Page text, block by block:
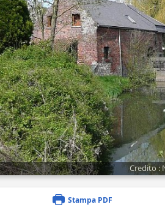
Credito :
Stampa PDF